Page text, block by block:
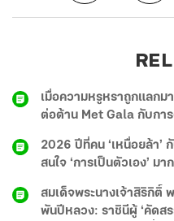
เมื่อความหรูหราถูกแลก
ต่อต้าน Met Gala กับกา
2026 ปีที่คน ‘เหนื่อยล้า’
สนใจ ‘การเป็นตัวเอง’ มา
สมเด็จพระนางเจ้าสิริกิติ์
พันปีหลวง: ราชินีผู้ ‘คัดสร